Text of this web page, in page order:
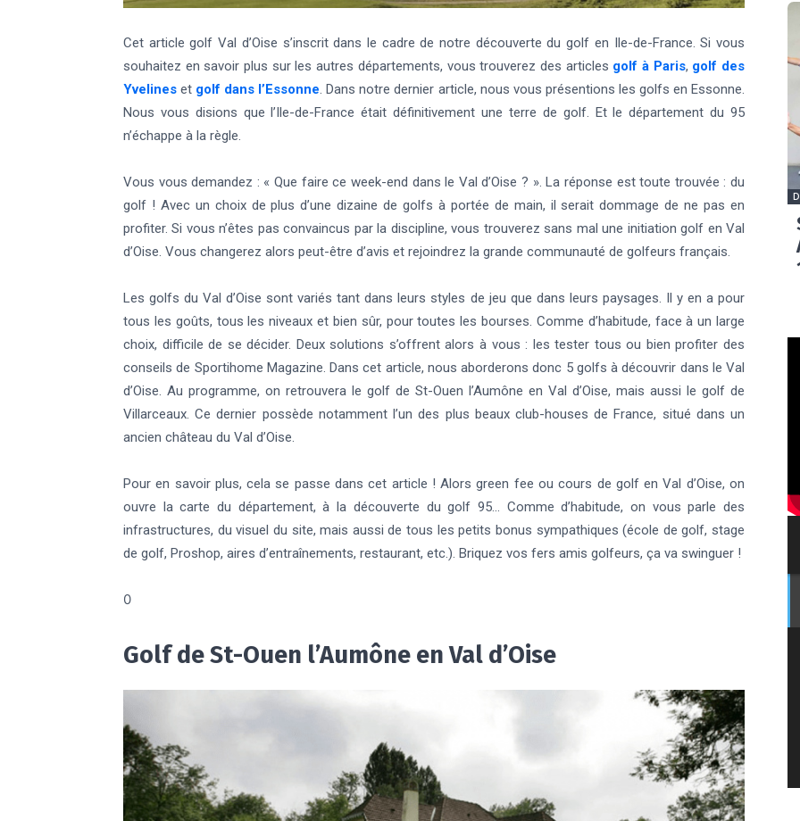
Cet article golf Val d’Oise s’inscrit dans le cadre de notre découverte du golf en Ile-de-France. Si vous
souhaitez en savoir plus sur les autres départements, vous trouverez des articles golf à Paris, golf des
Yvelines et golf dans l’Essonne. Dans notre dernier article, nous vous présentions les golfs en Essonne.
Nous vous disions que l’Ile-de-France était définitivement une terre de golf. Et le département du 95
n’échappe à la règle.
Vous vous demandez : « Que faire ce week-end dans le Val d’Oise ? ». La réponse est toute trouvée : du
golf ! Avec un choix de plus d’une dizaine de golfs à portée de main, il serait dommage de ne pas en
profiter. Si vous n’êtes pas convaincus par la discipline, vous trouverez sans mal une initiation golf en Val
d’Oise. Vous changerez alors peut-être d’avis et rejoindrez la grande communauté de golfeurs français.
Les golfs du Val d’Oise sont variés tant dans leurs styles de jeu que dans leurs paysages. Il y en a pour
tous les goûts, tous les niveaux et bien sûr, pour toutes les bourses. Comme d’habitude, face à un large
choix, difficile de se décider. Deux solutions s’offrent alors à vous : les tester tous ou bien profiter des
conseils de Sportihome Magazine. Dans cet article, nous aborderons donc 5 golfs à découvrir dans le Val
d’Oise. Au programme, on retrouvera le golf de St-Ouen l’Aumône en Val d’Oise, mais aussi le golf de
Villarceaux. Ce dernier possède notamment l’un des plus beaux club-houses de France, situé dans un
ancien château du Val d’Oise.
Pour en savoir plus, cela se passe dans cet article ! Alors green fee ou cours de golf en Val d’Oise, on
ouvre la carte du département, à la découverte du golf 95… Comme d’habitude, on vous parle des
infrastructures, du visuel du site, mais aussi de tous les petits bonus sympathiques (école de golf, stage
de golf, Proshop, aires d’entraînements, restaurant, etc.). Briquez vos fers amis golfeurs, ça va swinguer !
0
Golf de St-Ouen l’Aumône en Val d’Oise